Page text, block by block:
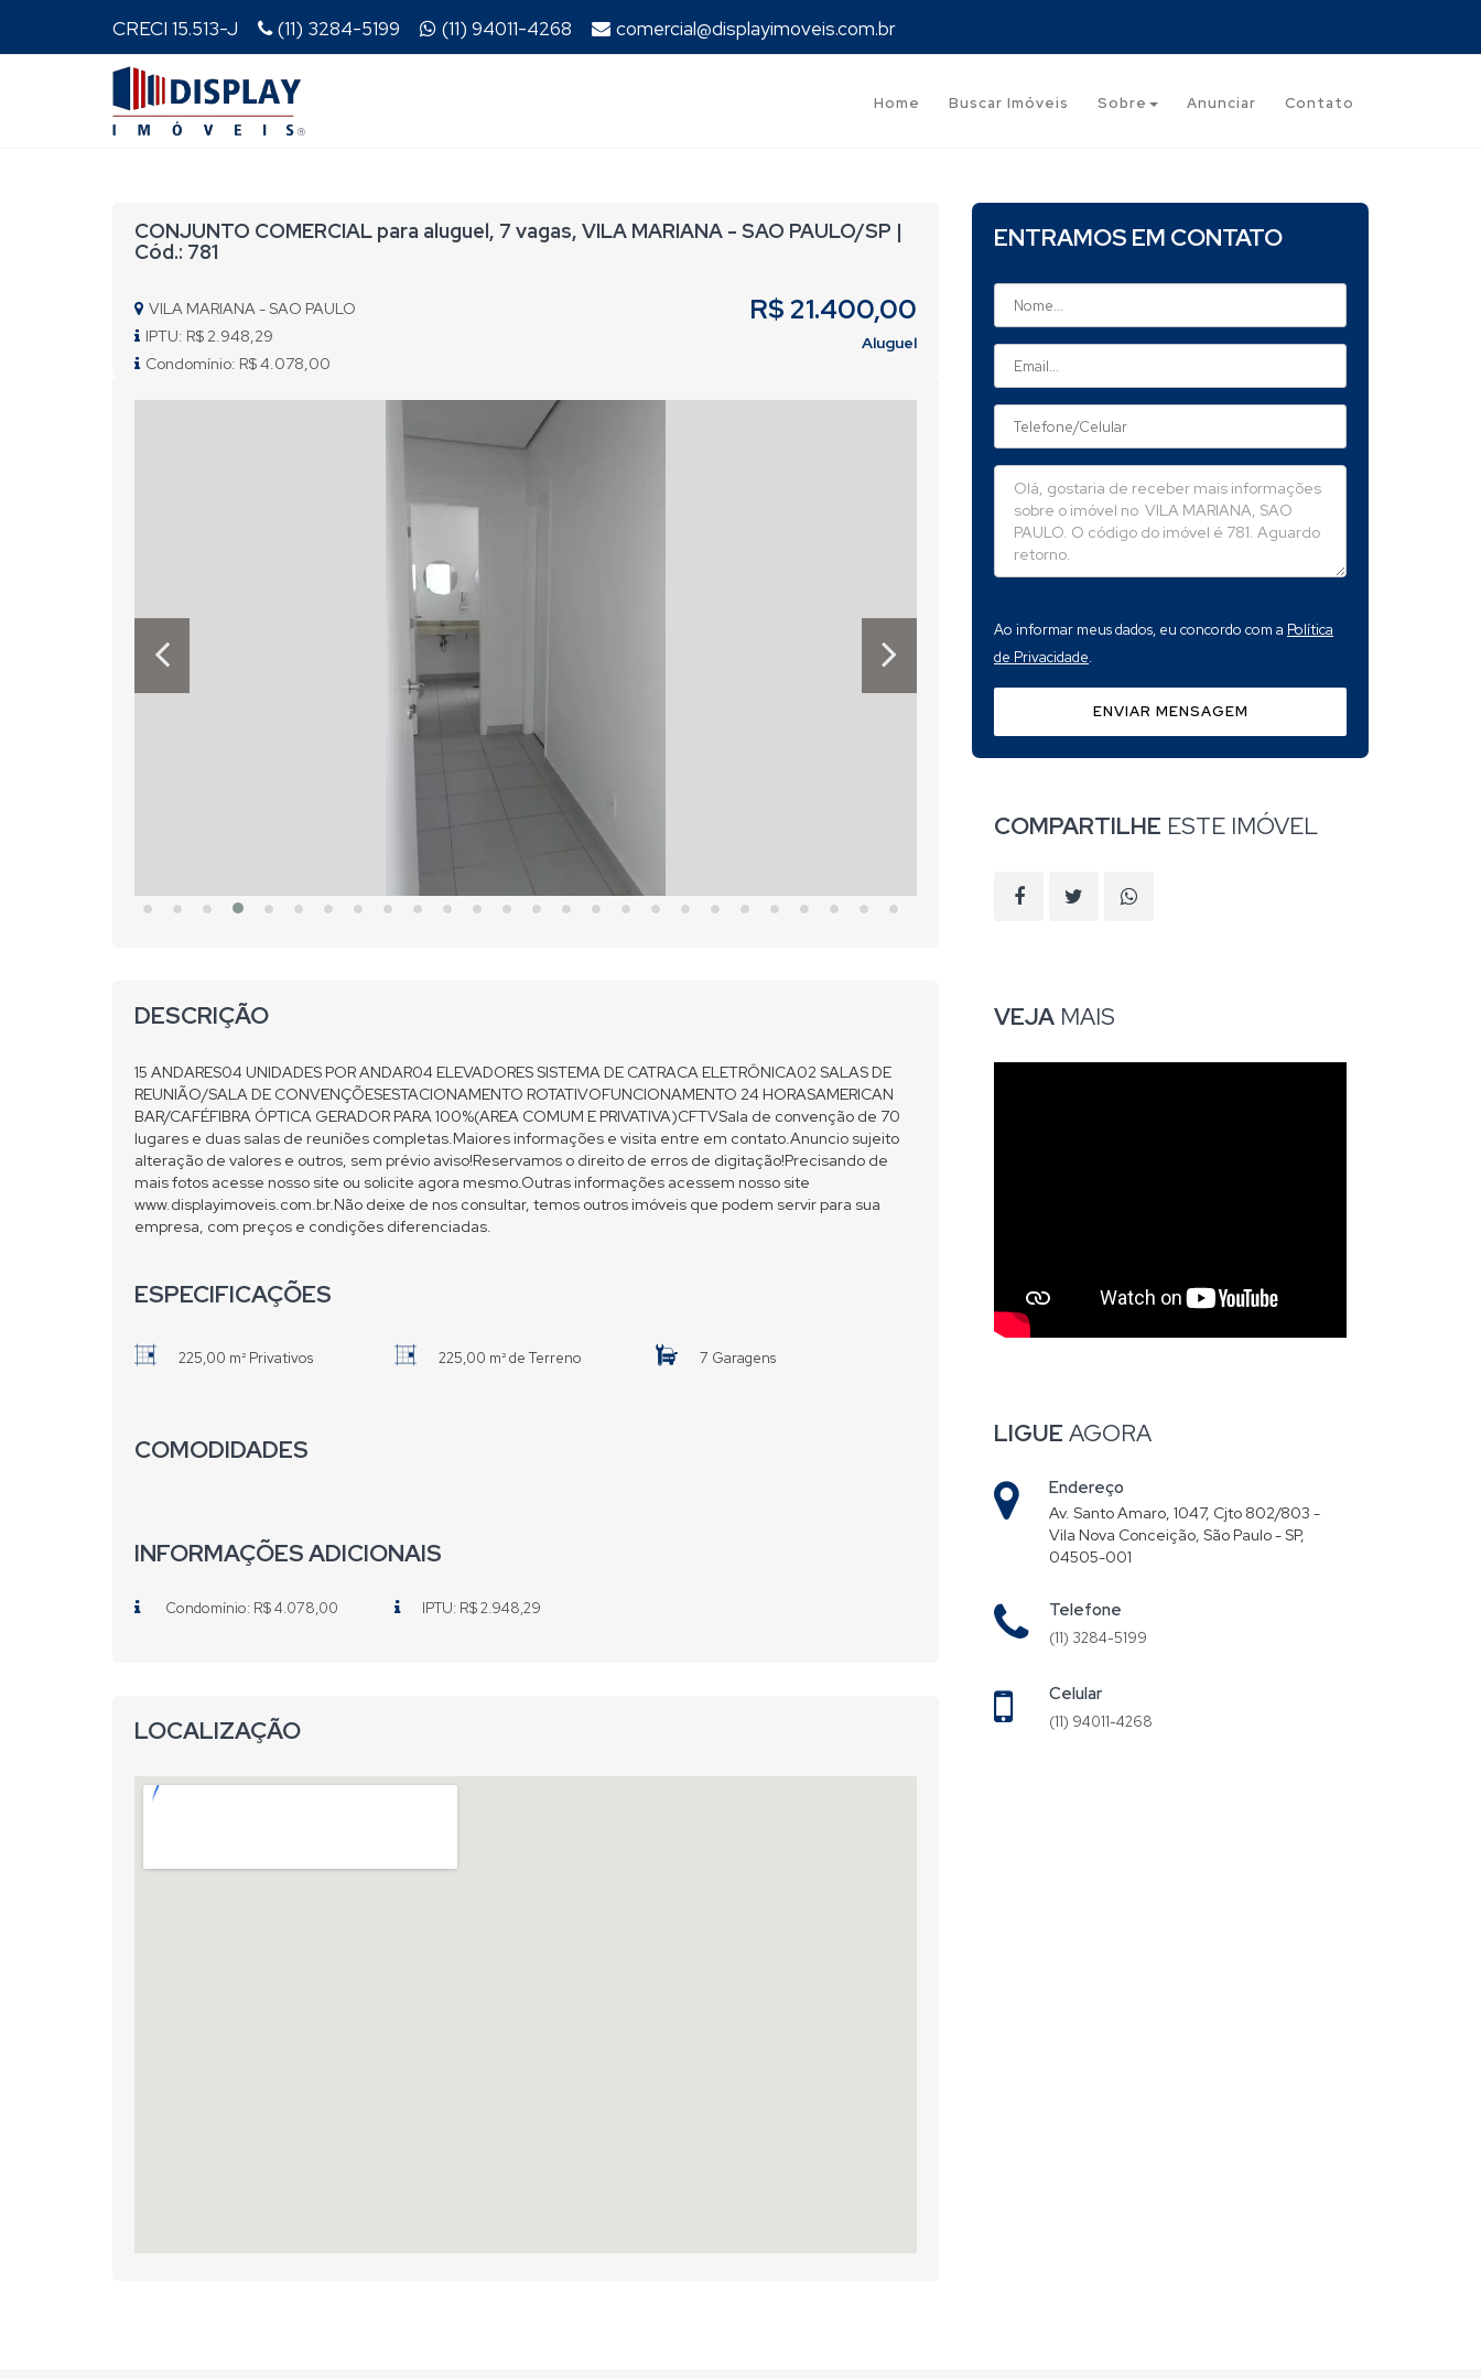
CRECI 15.513-J (11) 3284-5199 (11) 94011-4268 comercial@displayimoveis.com.br
Home Buscar Imóveis Sobre Anunciar Contato
CONJUNTO COMERCIAL para aluguel, 7 vagas, VILA MARIANA - SAO PAULO/SP |
Cód.: 781
VILA MARIANA - SAO PAULO
IPTU: R$ 2.948,29
Condomínio: R$ 4.078,00
R$ 21.400,00
Aluguel
DESCRIÇÃO
15 ANDARES04 UNIDADES POR ANDAR04 ELEVADORES SISTEMA DE CATRACA ELETRÔNICA02 SALAS DE
REUNIÃO/SALA DE CONVENÇÕESESTACIONAMENTO ROTATIVOFUNCIONAMENTO 24 HORASAMERICAN
BAR/CAFÉFIBRA ÓPTICA GERADOR PARA 100%(AREA COMUM E PRIVATIVA)CFTVSala de convenção de 70
lugares e duas salas de reuniões completas.Maiores informações e visita entre em contato.Anuncio sujeito
alteração de valores e outros, sem prévio aviso!Reservamos o direito de erros de digitação!Precisando de
mais fotos acesse nosso site ou solicite agora mesmo.Outras informações acessem nosso site
www.displayimoveis.com.br.Não deixe de nos consultar, temos outros imóveis que podem servir para sua
empresa, com preços e condições diferenciadas.
ESPECIFICAÇÕES
225,00 m² Privativos 225,00 m² de Terreno 7 Garagens
COMODIDADES
INFORMAÇÕES ADICIONAIS
Condomínio: R$ 4.078,00 IPTU: R$ 2.948,29
LOCALIZAÇÃO
ENTRAMOS EM CONTATO
Ao informar meus dados, eu concordo com a Política
de Privacidade.
ENVIAR MENSAGEM
COMPARTILHE ESTE IMÓVEL
VEJA MAIS
LIGUE AGORA
Endereço
Av. Santo Amaro, 1047, Cjto 802/803 -
Vila Nova Conceição, São Paulo - SP,
04505-001
Telefone
(11) 3284-5199
Celular
(11) 94011-4268